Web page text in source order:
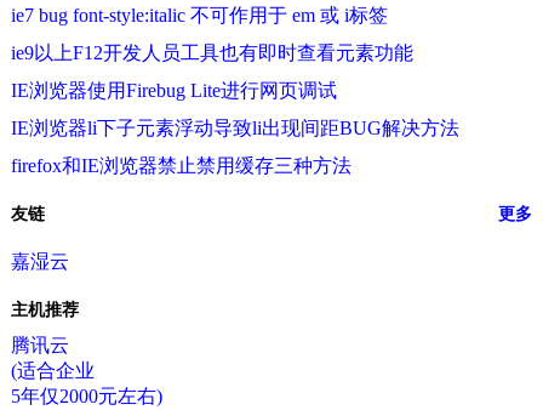
ie7 bug font-style:italic 不可作用于 em 或 i标签
ie9以上F12开发人员工具也有即时查看元素功能
IE浏览器使用Firebug Lite进行网页调试
IE浏览器li下子元素浮动导致li出现间距BUG解决方法
firefox和IE浏览器禁止禁用缓存三种方法
友链 更多
嘉湿云
主机推荐
腾讯云
(适合企业
5年仅2000元左右)